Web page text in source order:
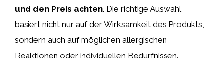
und den Preis achten. Die richtige Auswahl
basiert nicht nur auf der Wirksamkeit des Produkts,
sondern auch auf möglichen allergischen
Reaktionen oder individuellen Bedürfnissen.